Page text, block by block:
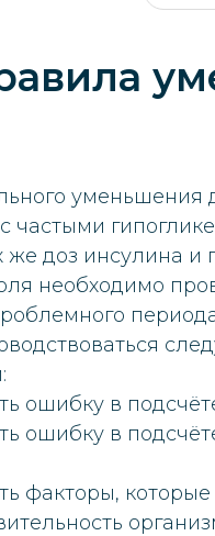
уменьшения
частыми
же доз инсулина и
необходимо
ошибку в
ошибку в
факторы,